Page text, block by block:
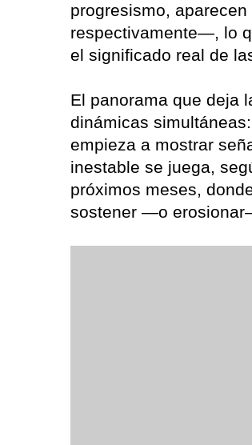
progresismo,
respectivamente—, lo
el significado real de
El panorama que deja
dinámicas
empieza a mostrar
inestable se juega,
próximos meses,
sostener —o